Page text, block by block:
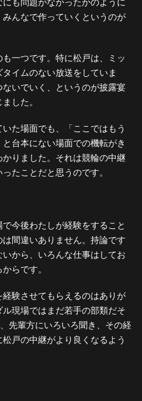
んなで作っていくというのが
一つです。特に松戸は、ミッ
イムのない放送をしていま
いでいく、というのが披露宴
した。
た場面でも、「ここではもう
台本にない場面での機転がき
りました。それは競輪の中継
たことだと思うのです。
今後わたしが経験をすること
間違いありません。持論です
から、いろんな仕事はしてお
らです。
験させてもらえるのはありが
現場ではまだ若手の部類だそ
先輩方にいろいろ聞き、その経
戸の中継がより良くなるよう